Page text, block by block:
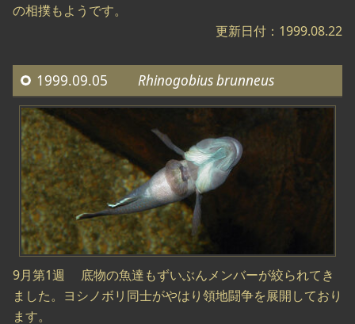
の相撲もようです。
更新日付：1999.08.22
1999.09.05 Rhinogobius brunneus
9月第1週 底物の魚達もずいぶんメンバーが絞られてき
ました。ヨシノボリ同士がやはり領地闘争を展開しており
ます。